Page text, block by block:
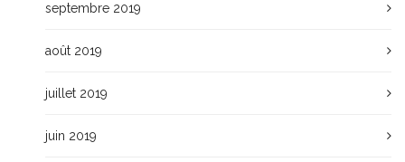
septembre 2019
août 2019
juillet 2019
juin 2019